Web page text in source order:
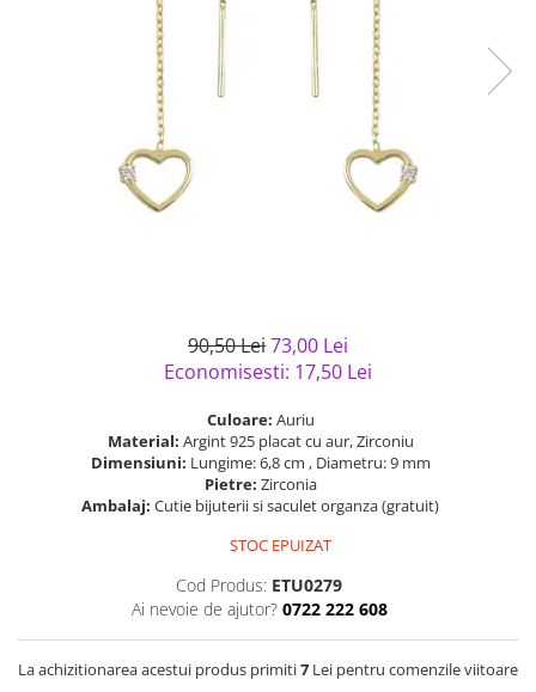
Bijuterii argint placat cu aur
Bijuterii argint cu diverse
Bijuterii argint cu murano
Bijuterii gotice si rock
Bijuterii Handmade
Bijuterii fantezie
Casete si cutii de bijuterii
Bijuterii tungsten
90,50 Lei73,00 Lei
Economisesti: 17,50 Lei
Culoare: Auriu
Material: Argint 925 placat cu aur, Zirconiu
Dimensiuni: Lungime: 6,8 cm , Diametru: 9 mm
Pietre: Zirconia
Ambalaj: Cutie bijuterii si saculet organza (gratuit)
STOC EPUIZAT
Cod Produs: ETU0279
Ai nevoie de ajutor? 0722 222 608
La achizitionarea acestui produs primiti7 Lei pentru comenzile viitoare